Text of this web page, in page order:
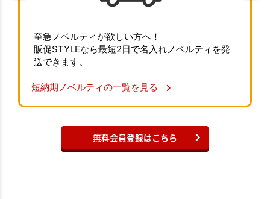
至急ノベルティが欲しい方へ！
販促STYLEなら最短2日で名入れノベルティを発
送できます。
短納期ノベルティの一覧を見る
無料会員登録はこちら